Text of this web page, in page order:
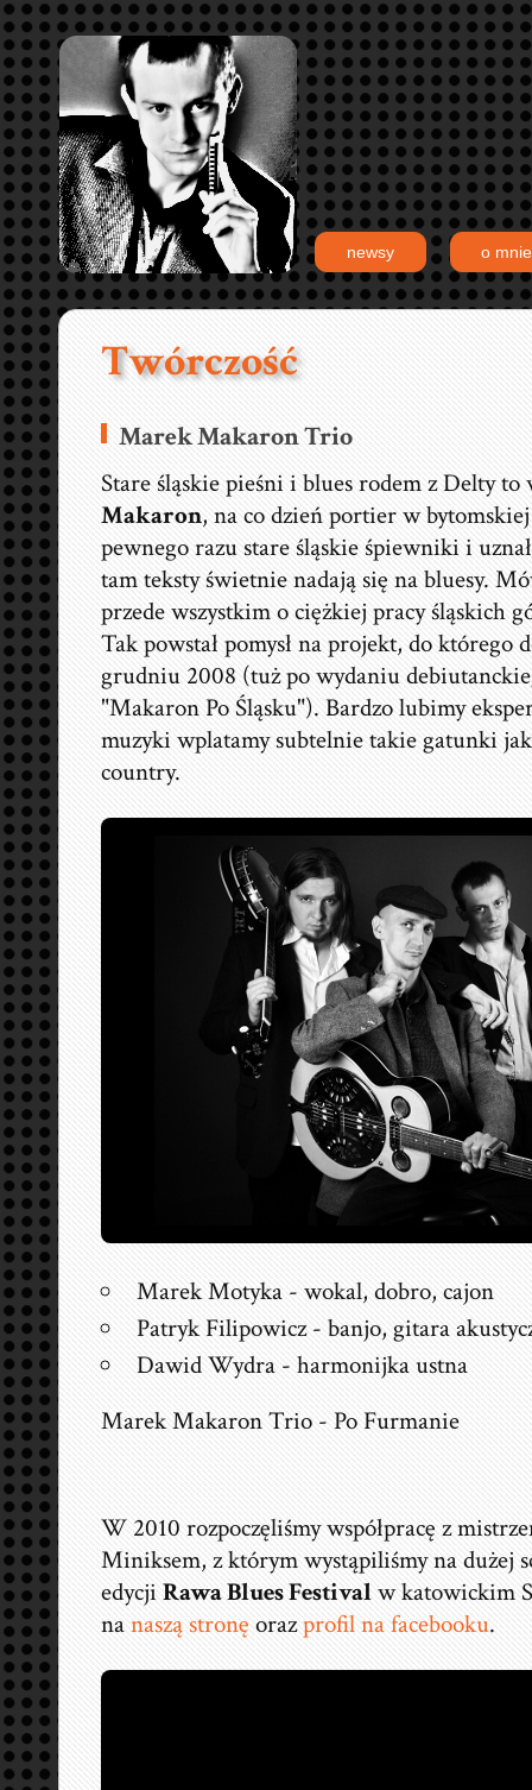
newsy o mnie
Twórczość
Marek Makaron Trio
Stare śląskie pieśni i blues rodem z Delty to
Makaron, na co dzień portier w
pewnego razu stare śląskie śpiewniki i
tam teksty świetnie nadają się na bluesy.
przede wszystkim o ciężkiej pracy śląskich
Tak powstał pomysł na projekt, do którego
grudniu 2008 (tuż po wydaniu
"Makaron Po Śląsku"). Bardzo lubimy
muzyki wplatamy subtelnie takie gatunki
country.
Marek Motyka - wokal, dobro, cajon
Patryk Filipowicz - banjo, gitara
Dawid Wydra - harmonijka ustna
Marek Makaron Trio - Po Furmanie
W 2010 rozpoczęliśmy współpracę z
Miniksem, z którym wystąpiliśmy na dużej
edycji Rawa Blues Festivalw katowickim
nanaszą stronę orazprofil na facebooku.